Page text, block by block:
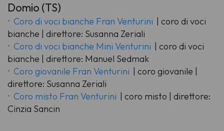
Domio (TS)
Coro di voci bianche Fran Venturini | coro di voci
bianche | direttore: Susanna Zeriali
Coro di voci bianche Mini Venturini | coro di voci
bianche | direttore: Manuel Sedmak
Coro giovanile Fran Venturini | coro giovanile |
direttore: Susanna Zeriali
Coro misto Fran Venturini | coro misto | direttore:
Cinzia Sancin